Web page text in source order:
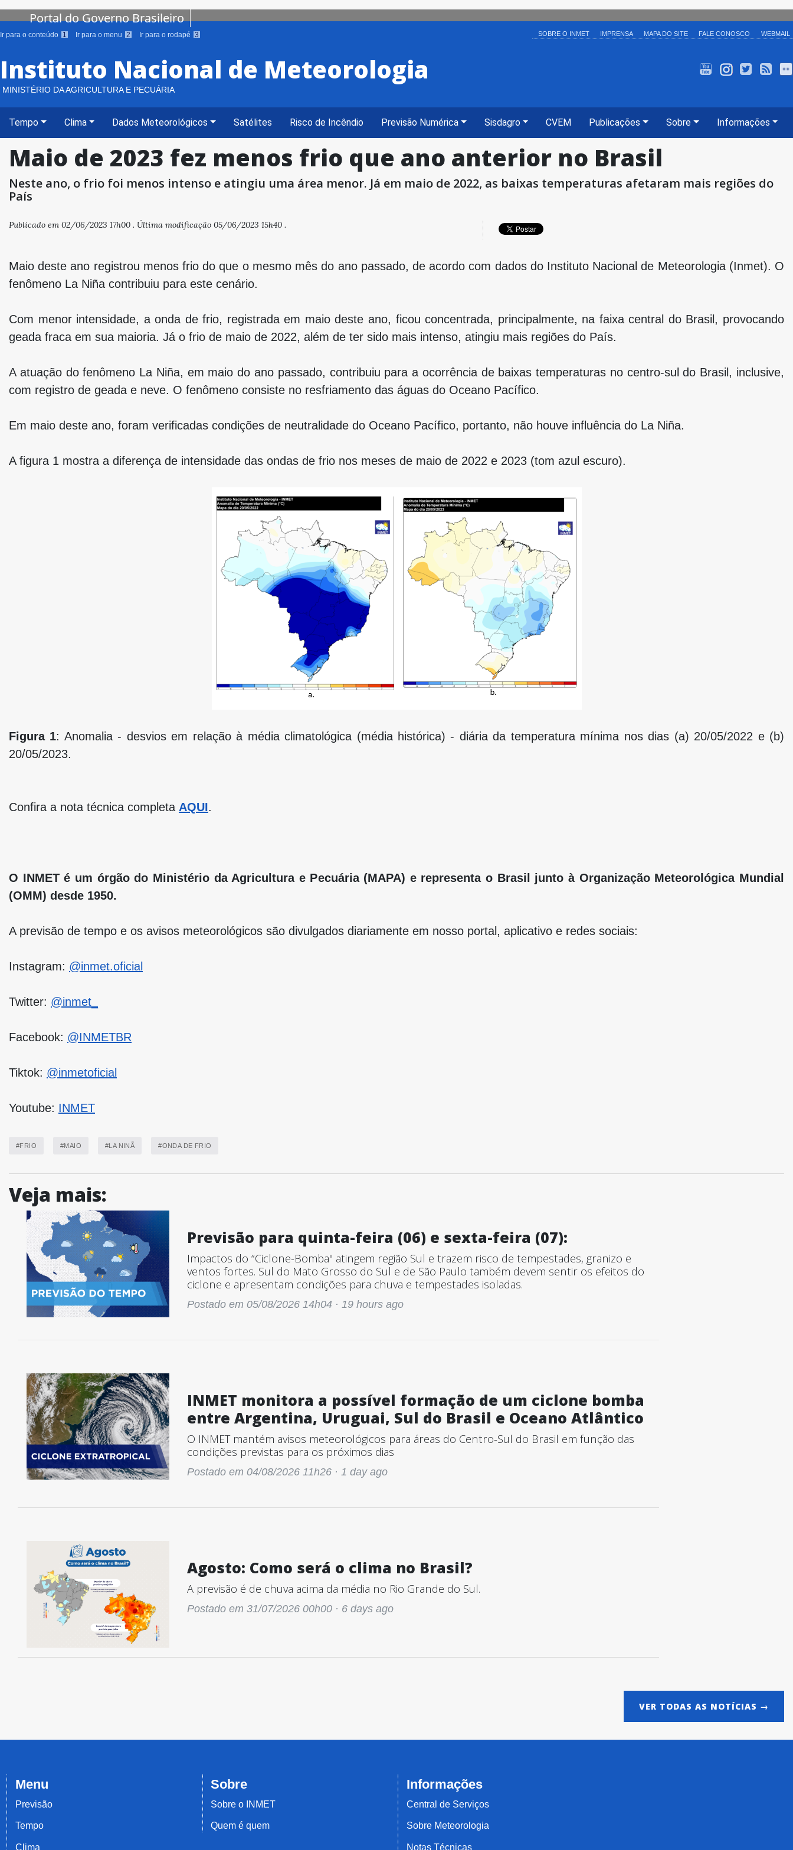
Portal do Governo Brasileiro
Ir para o conteúdo 1 Ir para o menu 2 Ir para o rodapé 3 SOBRE O INMET IMPRENSA MAPA DO SITE FALE CONOSCO WEBMAIL
Instituto Nacional de Meteorologia
MINISTÉRIO DA AGRICULTURA E PECUÁRIA
INMET TV
Instagram
Twitter
Tempo Clima Dados Meteorológicos Satélites Risco de Incêndio Previsão Numérica Sisdagro CVEM Publicações Sobre Informações
Maio de 2023 fez menos frio que ano anterior no Brasil
Neste ano, o frio foi menos intenso e atingiu uma área menor. Já em maio de 2022, as baixas temperaturas afetaram mais regiões do
País
Publicado em 02/06/2023 17h00 . Última modificação 05/06/2023 15h40 .
Maio deste ano registrou menos frio do que o mesmo mês do ano passado, de acordo com dados do Instituto Nacional de Meteorologia (Inmet). O
fenômeno La Niña contribuiu para este cenário.
Com menor intensidade, a onda de frio, registrada em maio deste ano, ficou concentrada, principalmente, na faixa central do Brasil, provocando
geada fraca em sua maioria. Já o frio de maio de 2022, além de ter sido mais intenso, atingiu mais regiões do País.
A atuação do fenômeno La Niña, em maio do ano passado, contribuiu para a ocorrência de baixas temperaturas no centro-sul do Brasil, inclusive,
com registro de geada e neve. O fenômeno consiste no resfriamento das águas do Oceano Pacífico.
Em maio deste ano, foram verificadas condições de neutralidade do Oceano Pacífico, portanto, não houve influência do La Niña.
A figura 1 mostra a diferença de intensidade das ondas de frio nos meses de maio de 2022 e 2023 (tom azul escuro).
Figura 1: Anomalia - desvios em relação à média climatológica (média histórica) - diária da temperatura mínima nos dias (a) 20/05/2022 e (b)
20/05/2023.
Confira a nota técnica completa AQUI.
O INMET é um órgão do Ministério da Agricultura e Pecuária (MAPA) e representa o Brasil junto à Organização Meteorológica Mundial
(OMM) desde 1950.
A previsão de tempo e os avisos meteorológicos são divulgados diariamente em nosso portal, aplicativo e redes sociais:
Instagram: @inmet.oficial
Twitter: @inmet_
Facebook: @INMETBR
Tiktok: @inmetoficial
Youtube: INMET
#FRIO #MAIO #LA NINÃ #ONDA DE FRIO
Veja mais:
Previsão para quinta-feira (06) e sexta-feira (07):
Impactos do “Ciclone-Bomba" atingem região Sul e trazem risco de tempestades, granizo e
ventos fortes. Sul do Mato Grosso do Sul e de São Paulo também devem sentir os efeitos do
ciclone e apresentam condições para chuva e tempestades isoladas.
Postado em 05/08/2026 14h04 · 19 hours ago
INMET monitora a possível formação de um ciclone bomba
entre Argentina, Uruguai, Sul do Brasil e Oceano Atlântico
O INMET mantém avisos meteorológicos para áreas do Centro-Sul do Brasil em função das
condições previstas para os próximos dias
Postado em 04/08/2026 11h26 · 1 day ago
Agosto: Como será o clima no Brasil?
A previsão é de chuva acima da média no Rio Grande do Sul.
Postado em 31/07/2026 00h00 · 6 days ago
VER TODAS AS NOTÍCIAS →
Menu
Previsão
Tempo
Clima
Sobre
Sobre o INMET
Quem é quem
Informações
Central de Serviços
Sobre Meteorologia
Notas Técnicas